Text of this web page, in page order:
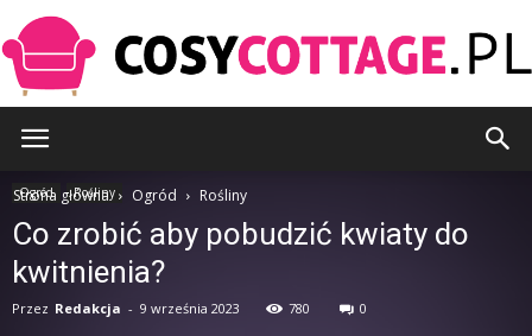
Strona główna Ogród Rośliny
Ogród Rośliny
Co zrobić aby pobudzić kwiaty do
kwitnienia?
Przez Redakcja - 9 września 2023 780 0